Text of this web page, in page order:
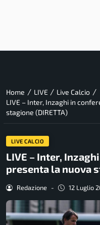
Home / LIVE / Live Calcio /
LIVE – Inter, Inzaghi in
stagione (DIRETTA)
LIVE CALCIO
LIVE – Inter,
presenta la nuova
Redazione - 12 Luglio